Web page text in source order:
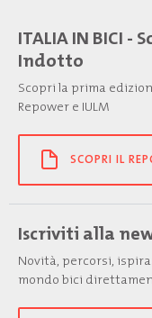
ITALIA IN BICI
Indotto
Scopri la prima
Repower e IULM
SCOPRI IL
Iscriviti alla
Novità, percorsi,
mondo bici